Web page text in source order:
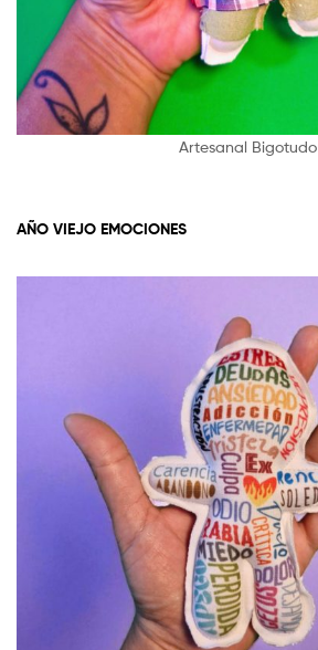
Artesanal Bigotudo
AÑO VIEJO EMOCIONES